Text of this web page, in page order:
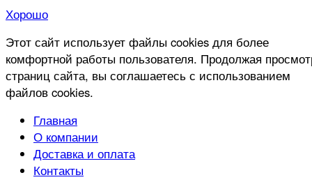
Хорошо
Этот сайт использует файлы cookies для более
комфортной работы пользователя. Продолжая
страниц сайта, вы соглашаетесь с использованием
файлов cookies.
Главная
О компании
Доставка и оплата
Контакты